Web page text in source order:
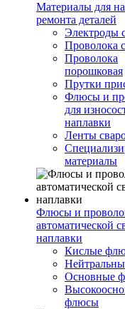
Материалы для
ремонта деталей
Электроды
Проволока
Проволока
порошковая
Прутки
Флюсы и
для
наплавки
Ленты
материалы
Флюсы и
автоматической
наплавки
Кислые
Основные
флюсы